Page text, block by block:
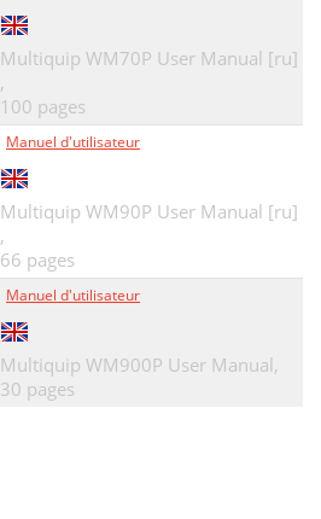
Multiquip WM70P User Manual [ru]
,
100 pages
Manuel d'utilisateur
Multiquip WM90P User Manual [ru]
,
66 pages
Manuel d'utilisateur
Multiquip WM900P User Manual,
30 pages